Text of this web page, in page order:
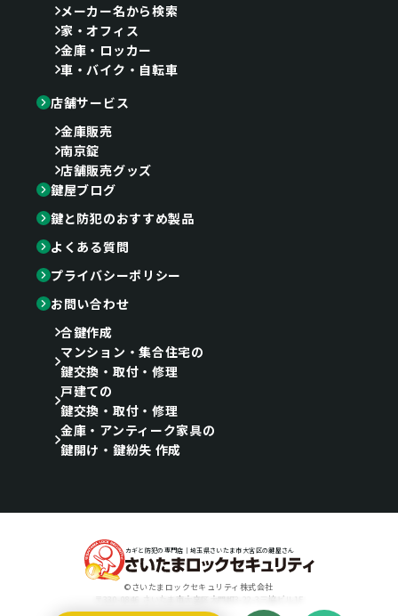
メーカー名から検索
家・オフィス
金庫・ロッカー
車・バイク・自転車
店舗サービス
金庫販売
南京錠
店舗販売グッズ
鍵屋ブログ
鍵と防犯のおすすめ製品
よくある質問
プライバシーポリシー
お問い合わせ
合鍵作成
マンション・集合住宅の
鍵交換・取付・修理
戸建ての
鍵交換・取付・修理
金庫・アンティーク家具の
鍵開け・鍵紛失 作成
カギと防犯の専門店｜埼玉県さいたま市大宮区の鍵屋さん
©さいたまロックセキュリティ株式会社
〒330-0846 さいたま市大宮区大門町3-22-3三協ビル1F